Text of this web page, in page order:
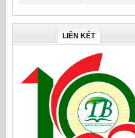
LIÊN KẾT